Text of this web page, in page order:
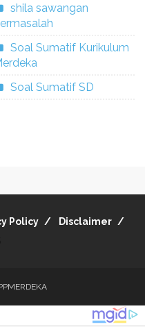
shila sawangan
Soal Sumatif Kurikulum
Soal Sumatif SD
Policy
Disclaimer